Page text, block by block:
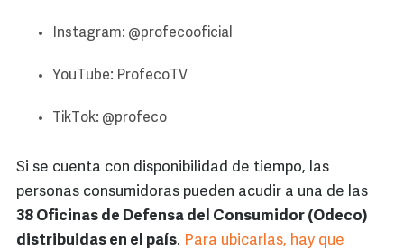
Instagram: @profecooficial
YouTube: ProfecoTV
TikTok: @profeco
Si se cuenta con disponibilidad de tiempo, las
personas consumidoras pueden acudir a una de las
38 Oficinas de Defensa del Consumidor (Odeco)
distribuidas en el país. Para ubicarlas, hay que